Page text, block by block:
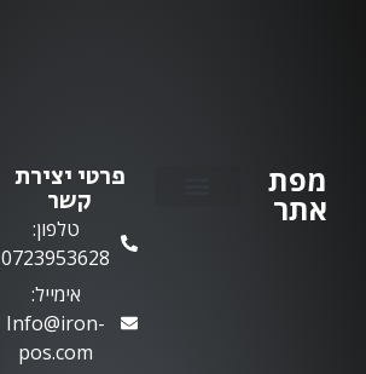
פרטי יצירת
קשר
טלפון:
0723953628
אימייל:
Info@iron-
pos.com
מפת
אתר